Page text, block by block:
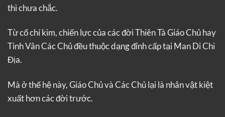
thì chưa chắc.
Từ cổ chí kim, chiến lực của các đời Thiên Tà Giáo Chủ hay
Tinh Vân Các Chủ đều thuộc dạng đỉnh cấp tại Man Di Chi
Địa.
Mà ở thế hệ này, Giáo Chủ và Các Chủ lại là nhân vật kiệt
xuất hơn các đời trước.